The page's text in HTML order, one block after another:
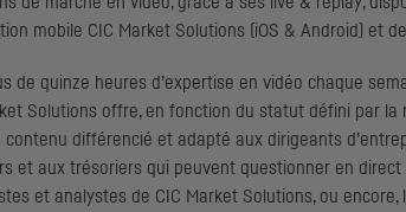
mobile CIC Market Solutions ( iOS & Android) et
de quinze heures d’expertise en vidéo chaque
Solutions offre, en fonction du statut défini par la
contenu différencié et adapté aux dirigeants
et aux trésoriers qui peuvent questionner en direct
et analystes de CIC Market Solutions, ou encore,